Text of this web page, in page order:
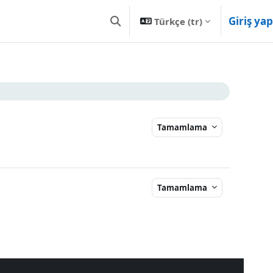
Arama girişini değiştir
Türkçe ‎(tr)‎ Giriş yap
Tamamlama
Tamamlama